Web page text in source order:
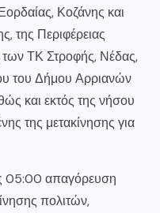
Κοζάνης και
της Περιφέρειας
των ΤΚ Στροφής, Νέδας,
του Δήμου Αρριανών
και εκτός της νήσου
της μετακίνησης για
05:00 απαγόρευση
πολιτών,